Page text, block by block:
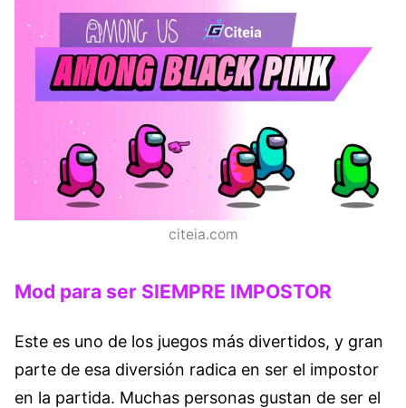
citeia.com
Mod para ser SIEMPRE IMPOSTOR
Este es uno de los juegos más divertidos, y gran
parte de esa diversión radica en ser el impostor
en la partida. Muchas personas gustan de ser el